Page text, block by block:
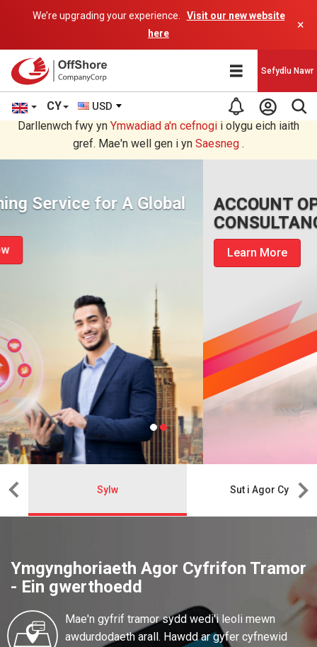
We’re upgrading your experience.
Visit our new website
here
×
CY USD
Sefydlu Nawr
Rydych chi'n darllen yn Welsh cyfieithu gan raglen AI.
Darllenwch fwy yn Ymwadiad a'n cefnogi i olygu eich iaith
gref. Mae'n well gen i yn Saesneg .
ACCOUNT OPENING
Sylw Sut i Agor Cyfrif
Ymgynghoriaeth Agor Cyfrifon Tramor
- Ein gwerthoedd
Mae'n gyfrif tramor sydd wedi'i leoli mewn
awdurdodaeth arall. Hawdd ar gyfer cyfnewid